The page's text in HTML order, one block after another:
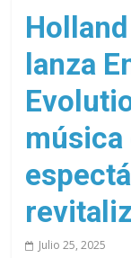
de
cruceros
un
solo
lanza
música
Julio 25, 2025